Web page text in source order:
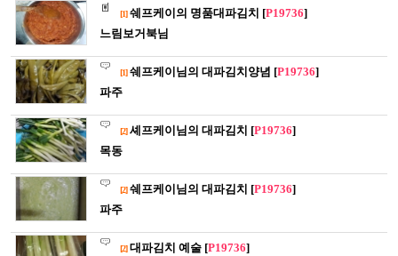
[1] 쉐프케이의 명품대파김치 [P19736]
느림보거북님
[1] 쉐프케이님의 대파김치양념 [P19736]
파주
[2] 셰프케이님의 대파김치 [P19736]
목동
[2] 쉐프케이님의 대파김치 [P19736]
파주
[2] 대파김치 예술 [P19736]